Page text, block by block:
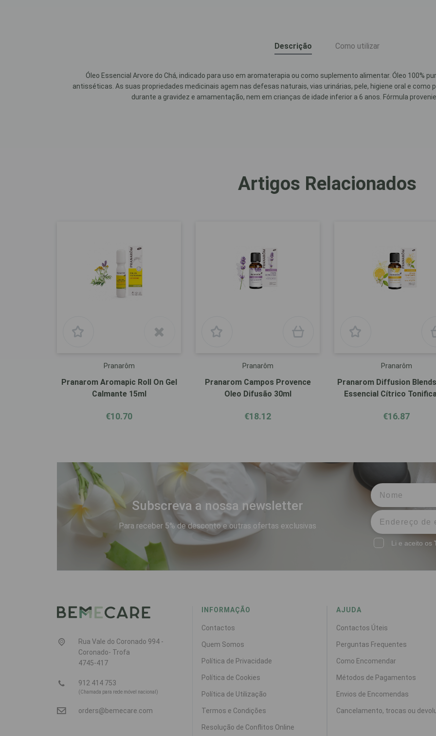
Descrição Como utilizar
Óleo Essencial Arvore do Chá, indicado para uso em aromaterapia ou como suplemento alimentar. Óleo 100%
antisséticas. As suas propriedades medicinais agem nas defesas naturais, vias urinárias, pele, higiene oral e como
durante a gravidez e amamentação, nem em crianças de idade inferior a 6 anos. Fórmula
Artigos Relacionados
Pranarôm
Pranarom Aromapic Roll On Gel
Calmante 15ml
€10.70
Pranarôm
Pranarom Campos Provence
Oleo Difusão 30ml
€18.12
Pranarôm
Pranarom Diffusion
Essencial Cítrico
€16.87
Subscreva a nossa newsletter
Para receber 5% de desconto e outras ofertas exclusivas
Li e aceito os
Rua Vale do Coronado 994 -
Coronado- Trofa
4745-417
912 414 753
(Chamada para rede móvel nacional)
orders@bemecare.com
INFORMAÇÃO
Contactos
Quem Somos
Política de Privacidade
Política de Cookies
Política de Utilização
Termos e Condições
Resolução de Conflitos Online
AJUDA
Contactos Úteis
Perguntas Frequentes
Como Encomendar
Métodos de Pagamentos
Envios de Encomendas
Cancelamento, trocas ou